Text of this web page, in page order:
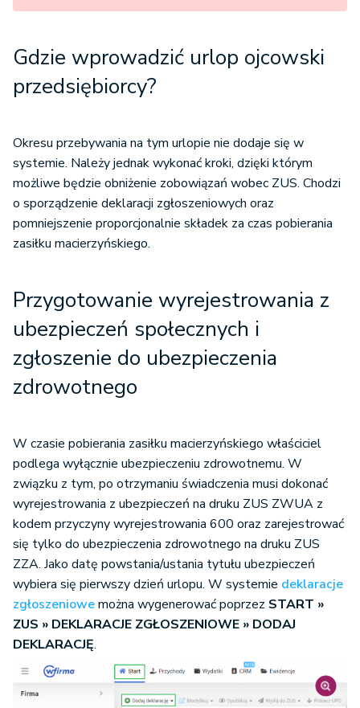
Gdzie wprowadzić urlop ojcowski
przedsiębiorcy?
Okresu przebywania na tym urlopie nie dodaje się w
systemie. Należy jednak wykonać kroki, dzięki którym
możliwe będzie obniżenie zobowiązań wobec ZUS. Chodzi
o sporządzenie deklaracji zgłoszeniowych oraz
pomniejszenie proporcjonalnie składek za czas pobierania
zasiłku macierzyńskiego.
Przygotowanie wyrejestrowania z
ubezpieczeń społecznych i
zgłoszenie do ubezpieczenia
zdrowotnego
W czasie pobierania zasiłku macierzyńskiego właściciel
podlega wyłącznie ubezpieczeniu zdrowotnemu. W
związku z tym, po otrzymaniu świadczenia musi dokonać
wyrejestrowania z ubezpieczeń na druku ZUS ZWUA z
kodem przyczyny wyrejestrowania 600 oraz zarejestrować
się tylko do ubezpieczenia zdrowotnego na druku ZUS
ZZA. Jako datę powstania/ustania tytułu ubezpieczeń
wybiera się pierwszy dzień urlopu. W systemie deklaracje
zgłoszeniowemożna wygenerować poprzez START »
ZUS » DEKLARACJE ZGŁOSZENIOWE » DODAJ
DEKLARACJĘ.